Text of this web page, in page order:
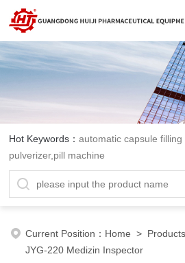
Hot Keywords：automatic capsule
pulverizer,pill machine
Current Position： Home > Products
JYG-220 Medizin Inspector